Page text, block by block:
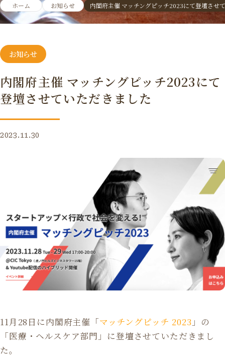
ホーム お知らせ 内閣府主催 マッチングピッチ2023にて登壇させ
お知らせ
内閣府主催 マッチングピッチ2023にて
登壇させていただきました
2023.11.30
11月28日に内閣府主催「マッチングピッチ 2023 」の
「医療・ヘルスケア部門」に登壇させていただきまし
た。